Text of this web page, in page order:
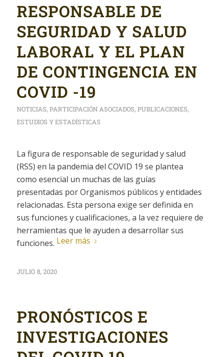
RESPONSABLE DE
SEGURIDAD Y SALUD
LABORAL Y EL PLAN
DE CONTINGENCIA EN
COVID -19
NOTICIAS, PARTICIPACIÓN ASOCIADOS, PUBLICACIONES,
ESTUDIOS Y ESTADÍSTICAS
La figura de responsable de seguridad y salud
(RSS) en la pandemia del COVID 19 se plantea
como esencial un muchas de las guías
presentadas por Organismos públicos y entidades
relacionadas. Esta persona exige ser definida en
sus funciones y cualificaciones, a la vez requiere de
herramientas que le ayuden a desarrollar sus
funciones. Leer más
JULIO 8, 2020
PRONÓSTICOS E
INVESTIGACIONES